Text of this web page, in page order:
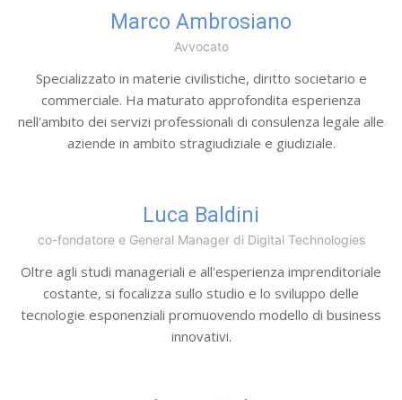
Marco Ambrosiano
Avvocato
Specializzato in materie civilistiche, diritto societario e
commerciale. Ha maturato approfondita esperienza
nell'ambito dei servizi professionali di consulenza legale alle
aziende in ambito stragiudiziale e giudiziale.
Luca Baldini
co-fondatore e General Manager di Digital Technologies
Oltre agli studi manageriali e all'esperienza imprenditoriale
costante, si focalizza sullo studio e lo sviluppo delle
tecnologie esponenziali promuovendo modello di business
innovativi.